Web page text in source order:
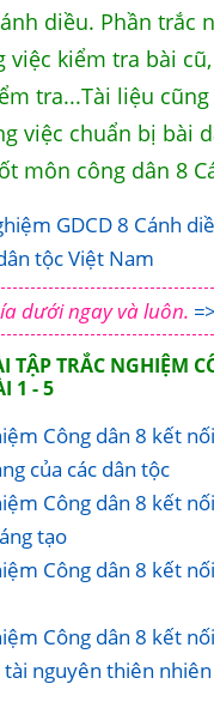
diều. Phần trắc
việc kiểm tra bài
tra...Tài liệu
việc chuẩn bị bài
môn công dân 8
GDCD 8 Cánh
tộc Việt Nam
dưới ngay và luôn.
TẬP TRẮC NGHIỆM
1 - 5
Công dân 8 kết
của các dân tộc
Công dân 8 kết
tạo
Công dân 8 kết
Công dân 8 kết
nguyên thiên nhiên